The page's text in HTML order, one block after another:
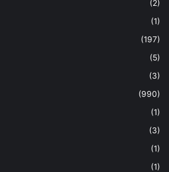
(2)
(1)
(197)
(5)
(3)
(990)
(1)
(3)
(1)
(1)